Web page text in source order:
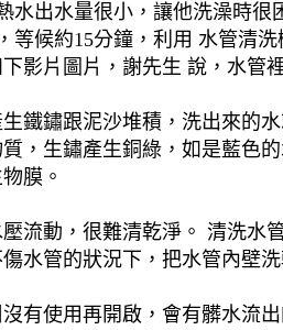
水出水量很小，讓他洗澡時
等候約15分鐘，利用 水管清
影片圖片，謝先生 說，水管
鐵鏽跟泥沙堆積，洗出來的
，生鏽產生銅綠，如是藍色
膜。
流動，很難清乾淨。 清洗
水管的狀況下，把水管內壁洗
有使用再開啟，會有髒水流